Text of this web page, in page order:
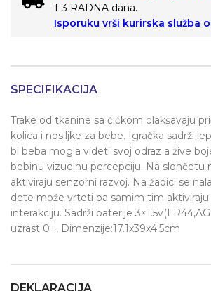
1-3 RADNA dana.
Isporuku vrši kurirska služba
SPECIFIKACIJA
Trake od tkanine sa čičkom olakšavaju
kolica i nosiljke za bebe. Igračka sadrži
bi beba mogla videti svoj odraz a žive
bebinu vizuelnu percepciju. Na slončetu
aktiviraju senzorni razvoj. Na žabici se
dete može vrteti pa samim tim
interakciju. Sadrži baterije
uzrast 0+, Dimenzije:17.1x39x4.5cm
DEKLARACIJA